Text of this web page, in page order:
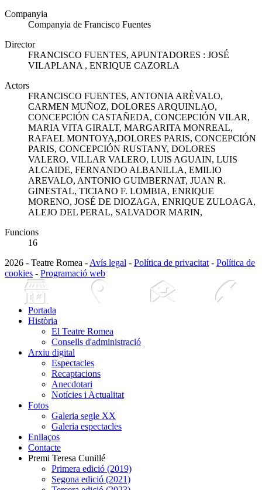
Companyia
Companyia de Francisco Fuentes
Director
FRANCISCO FUENTES, APUNTADORES : JOSÉ
VILAPLANA , ENRIQUE CAZORLA
Actors
FRANCISCO FUENTES, ANTONIA ARÈVALO,
CARMEN MUÑOZ, DOLORES ARQUINLAO,
CONCEPCIÓN CASTAÑEDA, CONCEPCIÓN VILAR,
MARIA VITA GIRALT, MARGARITA MONREAL,
RAFAEL MONTOYA,DOLORES PARIS, CONCEPCIÓN
PARIS, CONCEPCIÓN RUSTANY, DOLORES
VALERO, VILLAR VALERO, LUIS AGUAIN, LUIS
ALCAIDE, FERNANDO ALBANILLA, EMILIO
AREVALO, ANTONIO GUIMBERNAT, JUAN R.
GINESTAL, TICIANO F. LOMBIA, ENRIQUE
MORENO, JOSÉ DE DIOZAGA, ENRIQUE ZULOAGA,
ALEJO DEL PERAL, SALVADOR MARIN,
Funcions
16
2026 - Teatre Romea - Avís legal - Política de privacitat - Política de
cookies - Programació web
Portada
Història
El Teatre Romea
Consells d'administració
Arxiu digital
Espectacles
Recaptacions
Anecdotari
Notícies i Actualitat
Fotos
Galeria segle XX
Galeria espectacles
Enllaços
Contacte
Premi Teresa Cunillé
Primera edició (2019)
Segona edició (2021)